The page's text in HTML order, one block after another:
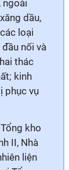
ngoài
dầu,
loại
nối và
thác
kinh
phục vụ
kho
II, Nhà
liện